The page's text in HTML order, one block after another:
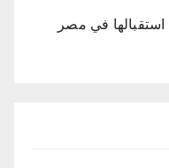
استقبالها في مصر